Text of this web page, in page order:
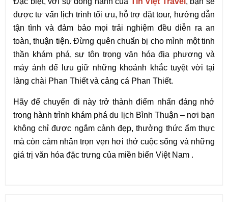
được tư vấn lịch trình tối ưu, hỗ trợ đặt tour, hướng dẫn
tận tình và đảm bảo mọi trải nghiệm đều diễn ra an
toàn, thuận tiện. Đừng quên chuẩn bị cho mình một tinh
thần khám phá, sự tôn trọng văn hóa địa phương và
máy ảnh để lưu giữ những khoảnh khắc tuyệt vời tại
làng chài Phan Thiết và cảng cá Phan Thiết.
Hãy để chuyến đi này trở thành điểm nhấn đáng nhớ
trong hành trình khám phá du lịch Bình Thuận – nơi bạn
không chỉ được ngắm cảnh đẹp, thưởng thức ẩm thực
mà còn cảm nhận trọn vẹn hơi thở cuộc sống và những
giá trị văn hóa đặc trưng của miền biển Việt Nam .